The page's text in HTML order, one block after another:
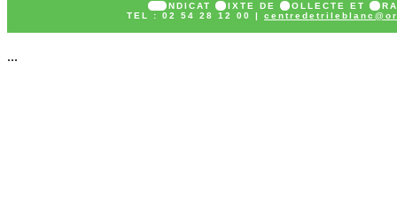
SY NDICAT MIXTE DE COLLECTE ET T
TEL : 02 54 28 12 00 |
...